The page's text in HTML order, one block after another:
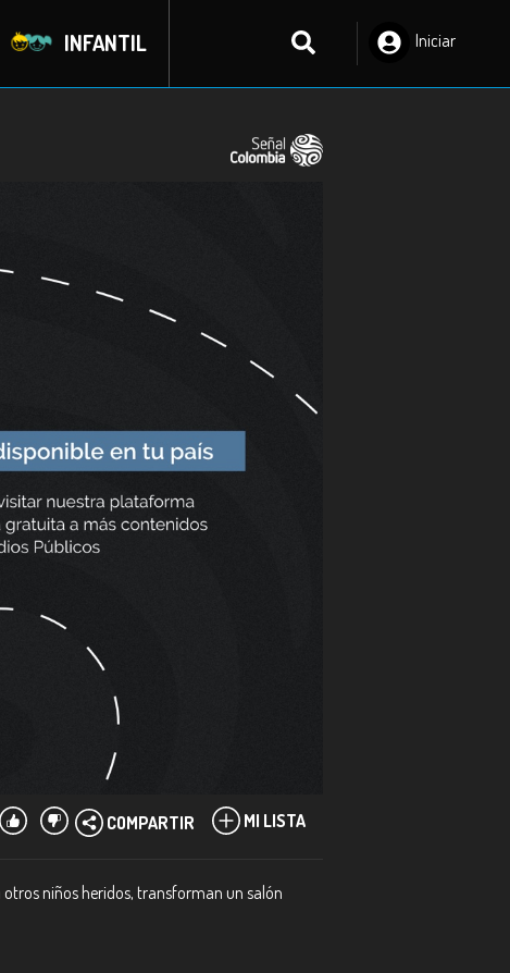
INFANTIL
Iniciar
MI LISTA
COMPARTIR
otros niños heridos, transforman un salón